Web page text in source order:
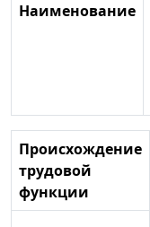
Наименование
Происхождение
трудовой
функции